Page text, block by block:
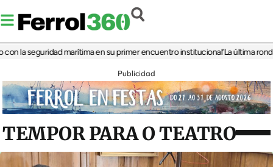
seguridad marítima en su primer encuentro institucional‘La última ronda en
Publicidad
TEMPOR PARA O TEATRO